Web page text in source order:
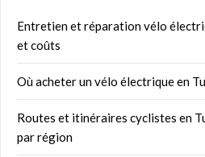
Entretien et réparation vélo
et coûts
Où acheter un vélo électrique en
Routes et itinéraires cyclistes en
par région